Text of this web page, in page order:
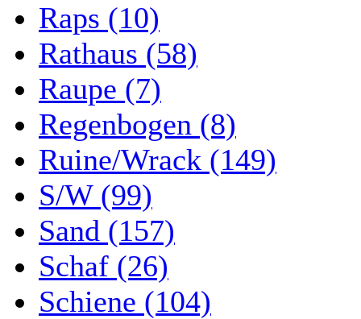
Raps (10)
Rathaus (58)
Raupe (7)
Regenbogen (8)
Ruine/Wrack (149)
S/W (99)
Sand (157)
Schaf (26)
Schiene (104)